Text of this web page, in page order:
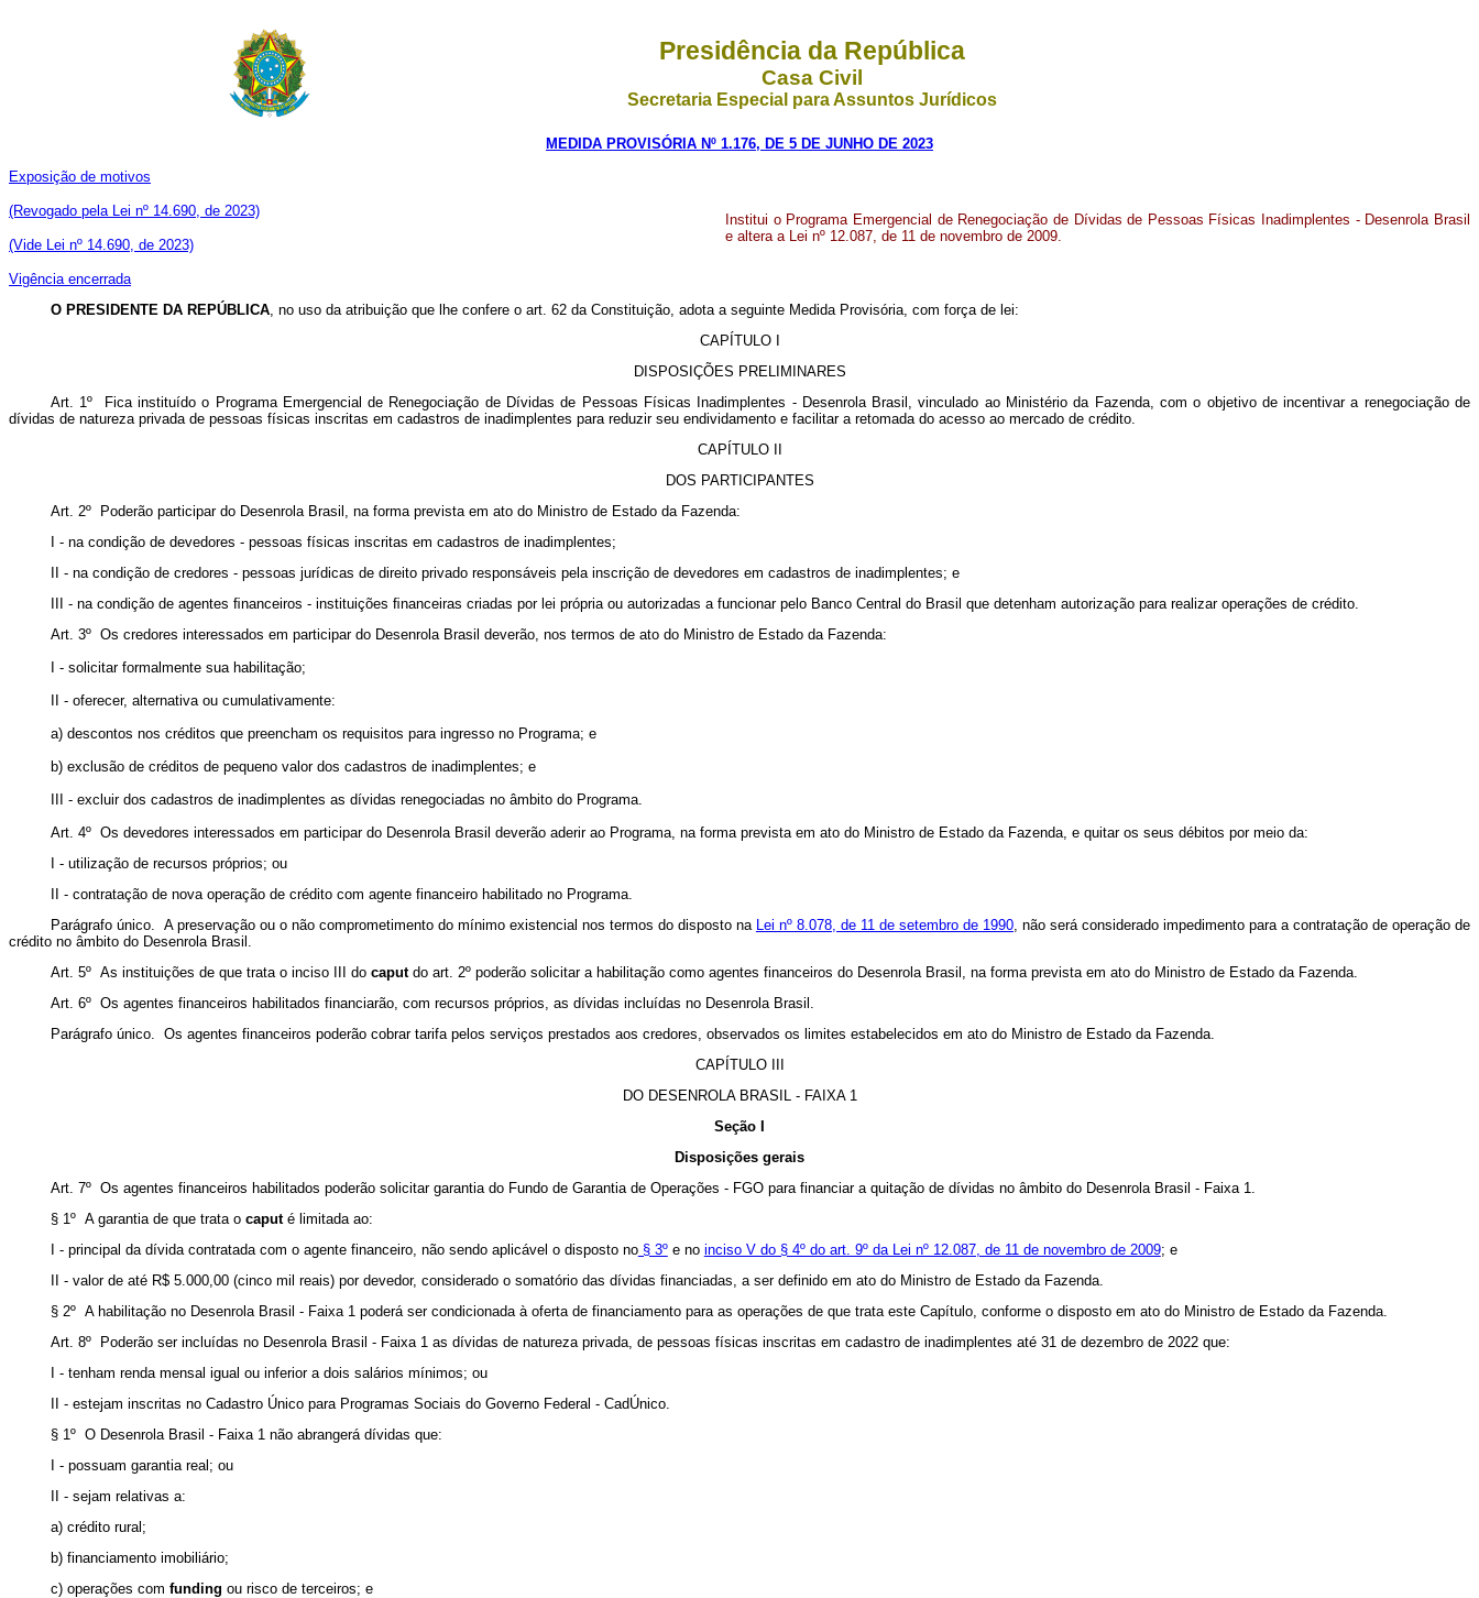
Presidência da República
Casa Civil
Secretaria Especial para Assuntos Jurídicos
MEDIDA PROVISÓRIA Nº 1.176, DE 5 DE JUNHO DE 2023
Exposição de motivos
(Revogado pela Lei nº 14.690, de 2023)
(Vide Lei nº 14.690, de 2023)
Vigência encerrada
Institui o Programa Emergencial de Renegociação de Dívidas de Pessoas Físicas Inadimplentes - Desenrola Brasil
e altera a Lei nº 12.087, de 11 de novembro de 2009.
O PRESIDENTE DA REPÚBLICA, no uso da atribuição que lhe confere o art. 62 da Constituição, adota a seguinte Medida Provisória, com força de lei:
CAPÍTULO I
DISPOSIÇÕES PRELIMINARES
Art. 1º Fica instituído o Programa Emergencial de Renegociação de Dívidas de Pessoas Físicas Inadimplentes - Desenrola Brasil, vinculado ao Ministério da Fazenda, com o objetivo de incentivar a renegociação de
dívidas de natureza privada de pessoas físicas inscritas em cadastros de inadimplentes para reduzir seu endividamento e facilitar a retomada do acesso ao mercado de crédito.
CAPÍTULO II
DOS PARTICIPANTES
Art. 2º Poderão participar do Desenrola Brasil, na forma prevista em ato do Ministro de Estado da Fazenda:
I - na condição de devedores - pessoas físicas inscritas em cadastros de inadimplentes;
II - na condição de credores - pessoas jurídicas de direito privado responsáveis pela inscrição de devedores em cadastros de inadimplentes; e
III - na condição de agentes ﬁnanceiros - instituições ﬁnanceiras criadas por lei própria ou autorizadas a funcionar pelo Banco Central do Brasil que detenham autorização para realizar operações de crédito.
Art. 3º Os credores interessados em participar do Desenrola Brasil deverão, nos termos de ato do Ministro de Estado da Fazenda:
I - solicitar formalmente sua habilitação;
II - oferecer, alternativa ou cumulativamente:
a) descontos nos créditos que preencham os requisitos para ingresso no Programa; e
b) exclusão de créditos de pequeno valor dos cadastros de inadimplentes; e
III - excluir dos cadastros de inadimplentes as dívidas renegociadas no âmbito do Programa.
Art. 4º Os devedores interessados em participar do Desenrola Brasil deverão aderir ao Programa, na forma prevista em ato do Ministro de Estado da Fazenda, e quitar os seus débitos por meio da:
I - utilização de recursos próprios; ou
II - contratação de nova operação de crédito com agente financeiro habilitado no Programa.
Parágrafo único. A preservação ou o não comprometimento do mínimo existencial nos termos do disposto na Lei nº 8.078, de 11 de setembro de 1990, não será considerado impedimento para a contratação de operação de
crédito no âmbito do Desenrola Brasil.
Art. 5º As instituições de que trata o inciso III do caputdo art. 2º poderão solicitar a habilitação como agentes financeiros do Desenrola Brasil, na forma prevista em ato do Ministro de Estado da Fazenda.
Art. 6º Os agentes financeiros habilitados financiarão, com recursos próprios, as dívidas incluídas no Desenrola Brasil.
Parágrafo único. Os agentes financeiros poderão cobrar tarifa pelos serviços prestados aos credores, observados os limites estabelecidos em ato do Ministro de Estado da Fazenda.
CAPÍTULO III
DO DESENROLA BRASIL - FAIXA 1
Seção I
Disposições gerais
Art. 7º Os agentes financeiros habilitados poderão solicitar garantia do Fundo de Garantia de Operações - FGO para financiar a quitação de dívidas no âmbito do Desenrola Brasil - Faixa 1.
§ 1º A garantia de que trata o caputé limitada ao:
I - principal da dívida contratada com o agente financeiro, não sendo aplicável o disposto no§ 3ºe no inciso V do § 4º do art. 9º da Lei nº 12.087, de 11 de novembro de 2009; e
II - valor de até R$ 5.000,00 (cinco mil reais) por devedor, considerado o somatório das dívidas financiadas, a ser definido em ato do Ministro de Estado da Fazenda.
§ 2º A habilitação no Desenrola Brasil - Faixa 1 poderá ser condicionada à oferta de financiamento para as operações de que trata este Capítulo, conforme o disposto em ato do Ministro de Estado da Fazenda.
Art. 8º Poderão ser incluídas no Desenrola Brasil - Faixa 1 as dívidas de natureza privada, de pessoas físicas inscritas em cadastro de inadimplentes até 31 de dezembro de 2022 que:
I - tenham renda mensal igual ou inferior a dois salários mínimos; ou
II - estejam inscritas no Cadastro Único para Programas Sociais do Governo Federal - CadÚnico.
§ 1º O Desenrola Brasil - Faixa 1 não abrangerá dívidas que:
I - possuam garantia real; ou
II - sejam relativas a:
a) crédito rural;
b) financiamento imobiliário;
c) operações com funding ou risco de terceiros; e